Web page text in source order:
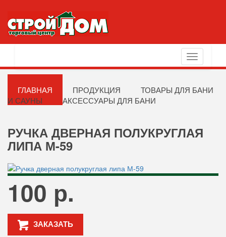
Toggle
navigation
ГЛАВНАЯ ПРОДУКЦИЯ
ТОВАРЫ ДЛЯ БАНИ
И САУНЫ
АКСЕССУАРЫ ДЛЯ БАНИ
РУЧКА ДВЕРНАЯ ПОЛУКРУГЛАЯ
ЛИПА М-59
100 р.
ЗАКАЗАТЬ